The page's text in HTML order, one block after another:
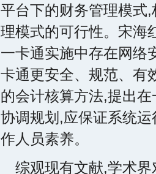
平台下的财务管理模式
理模式的可行性。宋海
一卡通实施中存在网络
卡通更安全、规范、有
的会计核算方法,提出
协调规划,应保证系统
作人员素养。
综观现有文献,学术